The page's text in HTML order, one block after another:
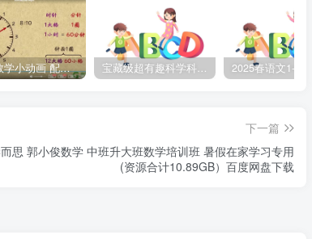
高斯数学小动画 配套小学1-6年级数学 课堂知识点动画教学视频MP4 百度网盘下载 宝藏级超有趣科学科普动画《土豆逗严肃科普》第二季 百度网盘下载
下一篇
思 郭小俊数学 中班升大班数学培训班 暑假在家学习专用
(资源合计10.89GB）百度网盘下载